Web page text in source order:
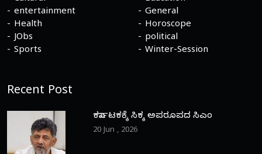
entertainment
General
Health
Horoscope
JObs
political
Sports
Winter-Session
Recent Post
ಕರ್ನಾಟಕಕ್ಕೆ ಸಿಕ್ಕ ಅಪರೂಪದ ಸಿಎಂ
20 Jun , 2026